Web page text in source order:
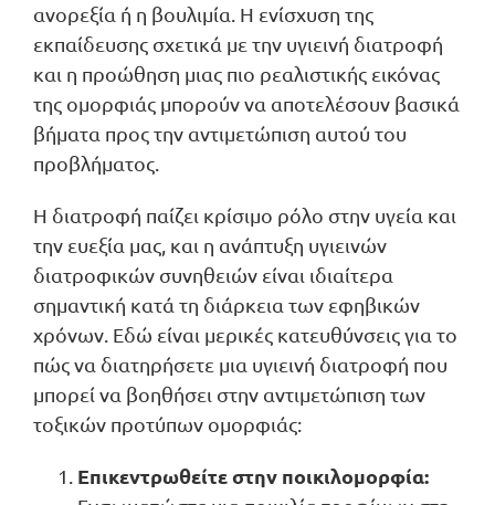
ανορεξία ή η βουλιμία. Η ενίσχυση της
εκπαίδευσης σχετικά με την υγιεινή διατροφή
και η προώθηση μιας πιο ρεαλιστικής εικόνας
της ομορφιάς μπορούν να αποτελέσουν βασικά
βήματα προς την αντιμετώπιση αυτού του
προβλήματος.
Η διατροφή παίζει κρίσιμο ρόλο στην υγεία και
την ευεξία μας, και η ανάπτυξη υγιεινών
διατροφικών συνηθειών είναι ιδιαίτερα
σημαντική κατά τη διάρκεια των εφηβικών
χρόνων. Εδώ είναι μερικές κατευθύνσεις για το
πώς να διατηρήσετε μια υγιεινή διατροφή που
μπορεί να βοηθήσει στην αντιμετώπιση των
τοξικών προτύπων ομορφιάς:
Επικεντρωθείτε στην ποικιλομορφία: